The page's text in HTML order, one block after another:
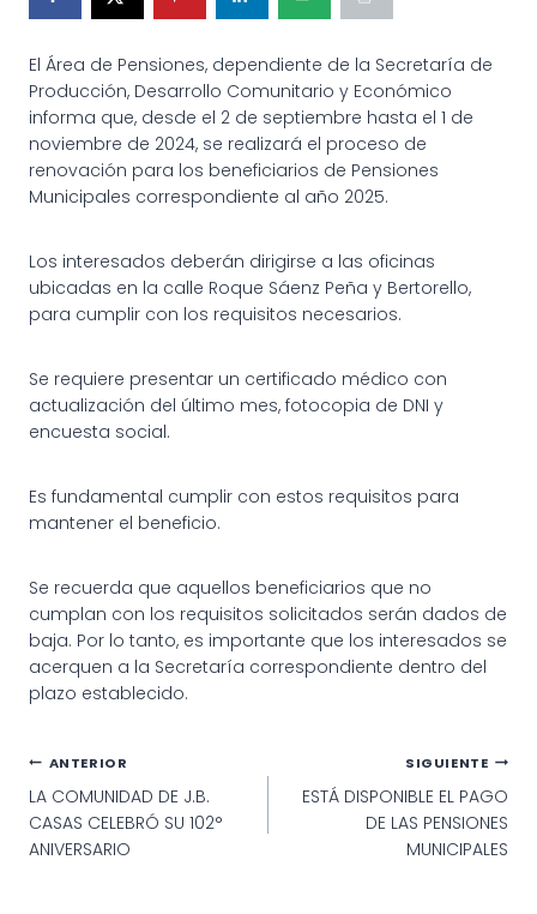
El Área de Pensiones, dependiente de la Secretaría de
Producción, Desarrollo Comunitario y Económico
informa que, desde el 2 de septiembre hasta el 1 de
noviembre de 2024, se realizará el proceso de
renovación para los beneficiarios de Pensiones
Municipales correspondiente al año 2025.
Los interesados deberán dirigirse a las oficinas
ubicadas en la calle Roque Sáenz Peña y Bertorello,
para cumplir con los requisitos necesarios.
Se requiere presentar un certificado médico con
actualización del último mes, fotocopia de DNI y
encuesta social.
Es fundamental cumplir con estos requisitos para
mantener el beneficio.
Se recuerda que aquellos beneficiarios que no
cumplan con los requisitos solicitados serán dados de
baja. Por lo tanto, es importante que los interesados se
acerquen a la Secretaría correspondiente dentro del
plazo establecido.
Navegación
de
entradas
ANTERIOR
LA COMUNIDAD DE J.B.
CASAS CELEBRÓ SU 102°
ANIVERSARIO
SIGUIENTE
ESTÁ DISPONIBLE EL PAGO
DE LAS PENSIONES
MUNICIPALES